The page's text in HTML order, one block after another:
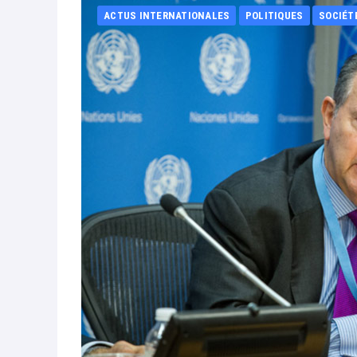
ACTUS INTERNATIONALES POLITIQUES